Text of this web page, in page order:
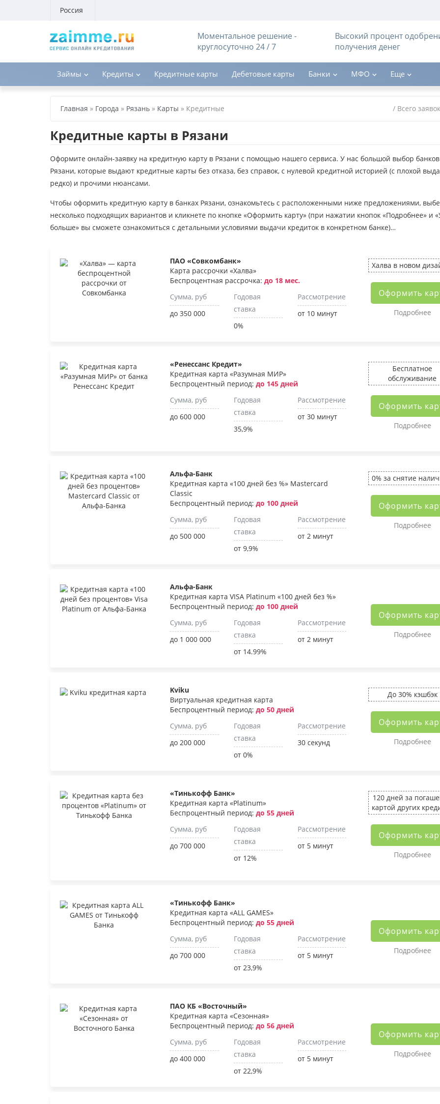
Россия
Моментальное решение -
круглосуточно 24 / 7
Высокий процент
получения денег
Займы Кредиты Кредитные карты Дебетовые карты Банки МФО Еще
Главная » Города » Рязань » Карты » Кредитные / Всего
Кредитные карты в Рязани
Оформите онлайн-заявку на кредитную карту в Рязани с помощью нашего сервиса. У нас большой выбор банков
Рязани, которые выдают кредитные карты без отказа, без справок, с нулевой кредитной историей (с плохой
редко) и прочими нюансами.
Чтобы оформить кредитную карту в банках Рязани, ознакомьтесь с расположенными ниже предложениями,
несколько подходящих вариантов и кликнете по кнопке «Оформить карту» (при нажатии кнопок «Подробнее» и
больше» вы сможете ознакомиться с детальными условиями выдачи кредиток в конкретном банке)…
ПАО «Совкомбанк»
Карта рассрочки «Халва»
Беспроцентная рассрочка:до 18 мес.
Сумма, руб
до 350 000
Годовая
ставка
0%
Рассмотрение
от 10 минут
Халва в новом
Оформить
Подробнее
«Ренессанс Кредит»
Кредитная карта «Разумная МИР»
Беспроцентный период:до 145 дней
Сумма, руб
до 600 000
Годовая
ставка
35,9%
Рассмотрение
от 30 минут
Бесплатное
обслуживание
Оформить
Подробнее
Альфа-Банк
Кредитная карта «100 дней без %» Mastercard
Classic
Беспроцентный период:до 100 дней
Сумма, руб
до 500 000
Годовая
ставка
от 9,9%
Рассмотрение
от 2 минут
0% за снятие
Оформить
Подробнее
Альфа-Банк
Кредитная карта VISA Platinum «100 дней без %»
Беспроцентный период:до 100 дней
Сумма, руб
до 1 000 000
Годовая
ставка
от 14.99%
Рассмотрение
от 2 минут
Оформить
Подробнее
Kviku
Виртуальная кредитная карта
Беспроцентный период:до 50 дней
Сумма, руб
до 200 000
Годовая
ставка
от 0%
Рассмотрение
30 секунд
До 30% кэшбэк
Оформить
Подробнее
«Тинькофф Банк»
Кредитная карта «Platinum»
Беспроцентный период:до 55 дней
Сумма, руб
до 700 000
Годовая
ставка
от 12%
Рассмотрение
от 5 минут
120 дней за
картой других
Оформить
Подробнее
«Тинькофф Банк»
Кредитная карта «ALL GAMES»
Беспроцентный период:до 55 дней
Сумма, руб
до 700 000
Годовая
ставка
от 23,9%
Рассмотрение
от 5 минут
Оформить
Подробнее
ПАО КБ «Восточный»
Кредитная карта «Сезонная»
Беспроцентный период:до 56 дней
Сумма, руб
до 400 000
Годовая
ставка
от 22,9%
Рассмотрение
от 5 минут
Оформить
Подробнее